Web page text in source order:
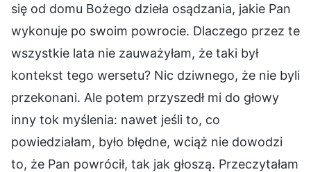
się od domu Bożego dzieła osądzania, jakie Pan
wykonuje po swoim powrocie. Dlaczego przez te
wszystkie lata nie zauważyłam, że taki był
kontekst tego wersetu? Nic dziwnego, że nie byli
przekonani. Ale potem przyszedł mi do głowy
inny tok myślenia: nawet jeśli to, co
powiedziałam, było błędne, wciąż nie dowodzi
to, że Pan powrócił, tak jak głoszą. Przeczytałam